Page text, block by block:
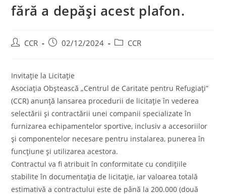
fără a depăși acest plafon.
CCR 02/12/2024 CCR
Invitație la Licitație
Asociația Obștească „Centrul de Caritate pentru Refugiați”
(CCR) anunță lansarea procedurii de licitație în vederea
selectării și contractării unei companii specializate în
furnizarea echipamentelor sportive, inclusiv a accesoriilor
și componentelor necesare pentru instalarea, punerea în
funcțiune și utilizarea acestora.
Contractul va fi atribuit în conformitate cu condițiile
stabilite în documentația de licitație, iar valoarea totală
estimativă a contractului este de până la 200.000 (două